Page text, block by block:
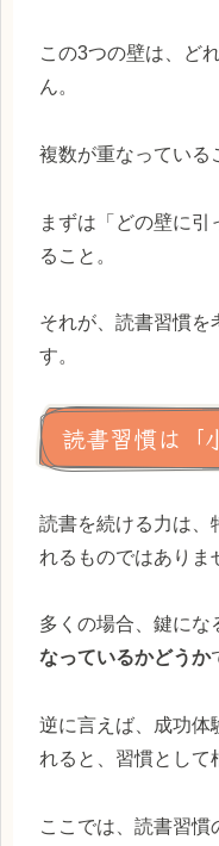
この3つの壁は、ど
ん。
複数が重なっている
まずは「どの壁に
ること。
それが、読書習慣を
す。
読書習慣は「
読書を続ける力は、
れるものではありま
多くの場合、鍵にな
なっているかどうか
逆に言えば、成功体
れると、習慣として
ここでは、読書習慣